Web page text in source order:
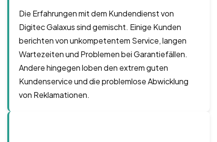
Die Erfahrungen mit dem Kundendienst von
Digitec Galaxus sind gemischt. Einige Kunden
berichten von unkompetentem Service, langen
Wartezeiten und Problemen bei Garantiefällen.
Andere hingegen loben den extrem guten
Kundenservice und die problemlose Abwicklung
von Reklamationen.